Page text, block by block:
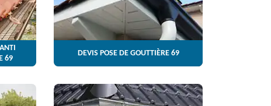
69
DEVIS POSE DE GOUTTIÈRE 69